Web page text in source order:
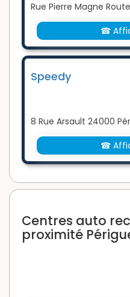
Rue Pierre Magne
☎
Speedy
8 Rue Arsault 24000
☎
Centres auto
proximité